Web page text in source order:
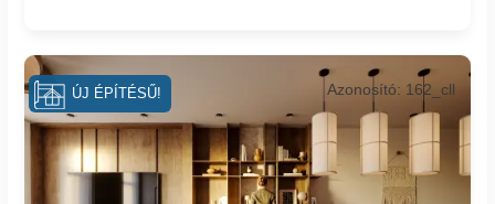
Azonosító: 162_cll
ÚJ ÉPÍTÉSŰ!